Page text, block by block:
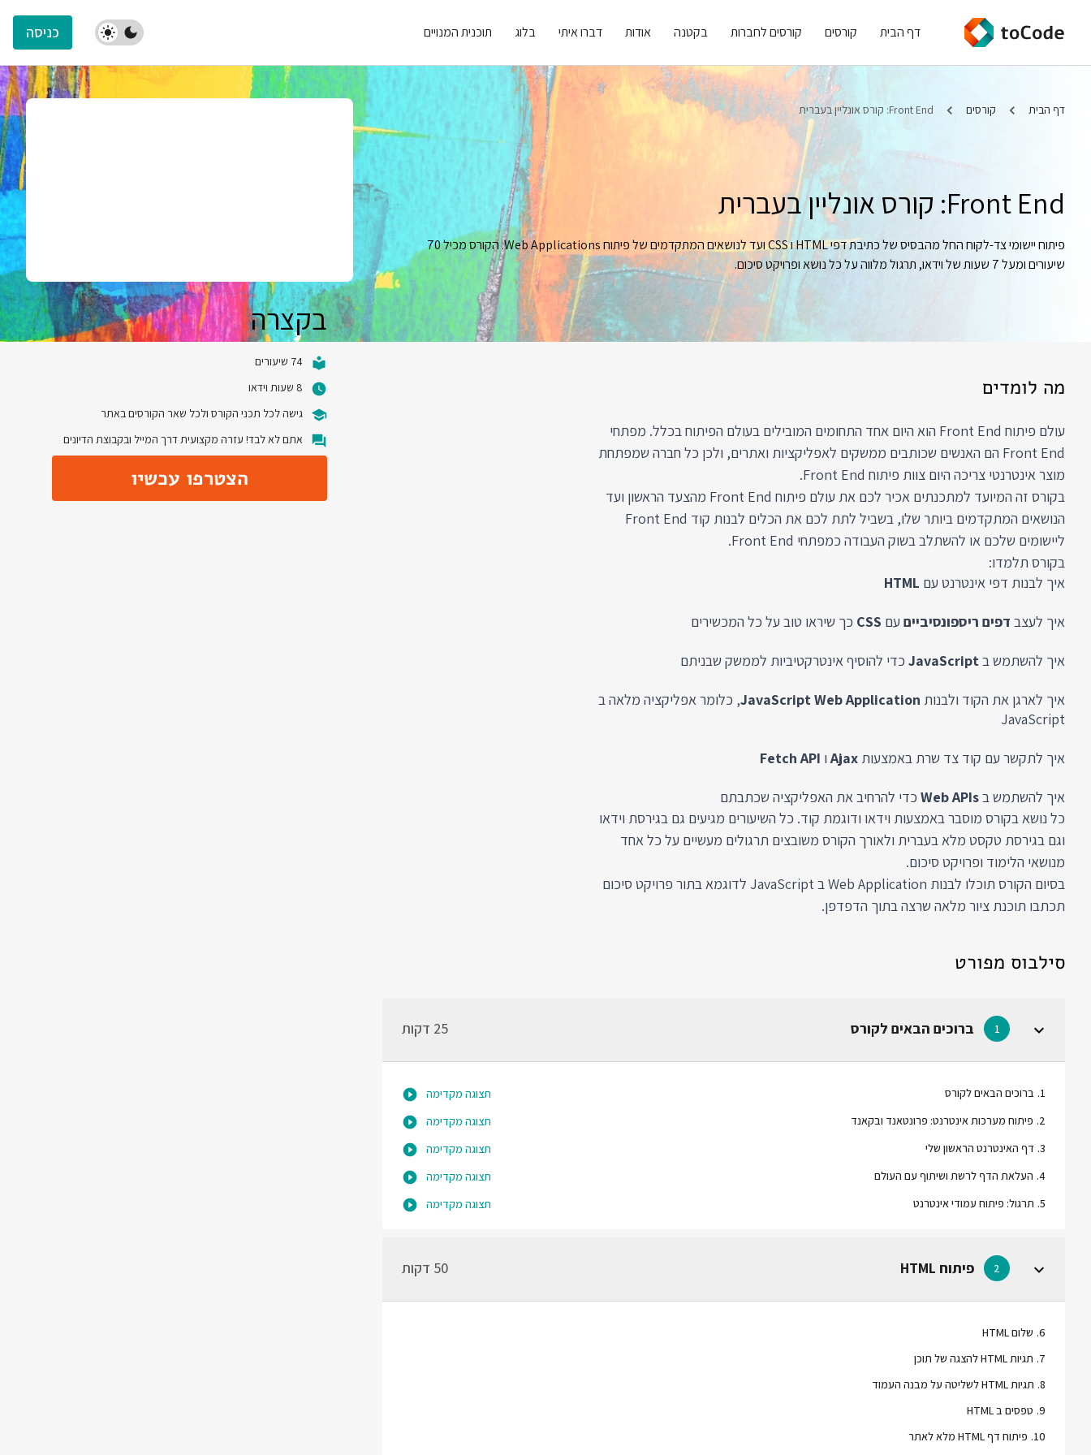
דף הבית קורסים קורסים לחברות בקטנה אודות דברו איתי בלוג תוכנית המנויים כניסה
דף הבית קורסים Front End: קורס אונליין בעברית
Front End: קורס אונליין בעברית
פיתוח יישומי צד-לקוח החל מהבסיס של כתיבת דפי HTML ו CSS ועד לנושאים המתקדמים של פיתוח Web Applications. הקורס מכיל 70
שיעורים ומעל 7 שעות של וידאו, תרגול מלווה על כל נושא ופרויקט סיכום.
מה לומדים
עולם פיתוח Front End הוא היום אחד התחומים המובילים בעולם הפיתוח בכלל. מפתחי
Front End הם האנשים שכותבים ממשקים לאפליקציות ואתרים, ולכן כל חברה שמפתחת
מוצר אינטרנטי צריכה היום צוות פיתוח Front End.
בקורס זה המיועד למתכנתים אכיר לכם את עולם פיתוח Front End מהצעד הראשון ועד
הנושאים המתקדמים ביותר שלו, בשביל לתת לכם את הכלים לבנות קוד Front End
ליישומים שלכם או להשתלב בשוק העבודה כמפתחי Front End.
בקורס תלמדו:
איך לבנות דפי אינטרנט עם HTML
איך לעצב דפים ריספונסיביים עם CSS כך שיראו טוב על כל המכשירים
איך להשתמש בJavaScript כדי להוסיף אינטרקטיביות לממשק שבניתם
איך לארגן את הקוד ולבנות JavaScript Web Application, כלומר אפליקציה מלאה ב
JavaScript
איך לתקשר עם קוד צד שרת באמצעות Ajaxו Fetch API
איך להשתמש בWeb APIs כדי להרחיב את האפליקציה שכתבתם
כל נושא בקורס מוסבר באמצעות וידאו ודוגמת קוד. כל השיעורים מגיעים גם בגירסת וידאו
וגם בגירסת טקסט מלא בעברית ולאורך הקורס משובצים תרגולים מעשיים על כל אחד
מנושאי הלימוד ופרויקט סיכום.
בסיום הקורס תוכלו לבנות Web Application ב JavaScript לדוגמא בתור פרויקט סיכום
תכתבו תוכנת ציור מלאה שרצה בתוך הדפדפן.
סילבוס מפורט
1 ברוכים הבאים לקורס 25 דקות
1
. ברוכים הבאים לקורס
תצוגה מקדימה
2
. פיתוח מערכות אינטרנט: פרונטאנד ובקאנד
תצוגה מקדימה
3
. דף האינטרנט הראשון שלי
תצוגה מקדימה
4
. העלאת הדף לרשת ושיתוף עם העולם
תצוגה מקדימה
5
. תרגול: פיתוח עמודי אינטרנט תצוגה מקדימה
2 פיתוח HTML 50 דקות
6
. שלום HTML
7
. תגיות HTML להצגה של תוכן
8
. תגיות HTML לשליטה על מבנה העמוד
9
. טפסים ב HTML
10
. פיתוח דף HTML מלא לאתר
בקצרה
74 שיעורים
8 שעות וידאו
גישה לכל תכני הקורס ולכל שאר הקורסים באתר
אתם לא לבד! עזרה מקצועית דרך המייל ובקבוצת הדיונים
הצטרפו עכשיו